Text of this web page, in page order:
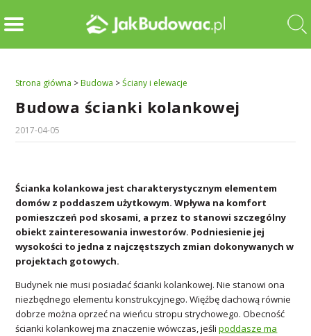
Strona główna >Budowa >Ściany i elewacje
Budowa ścianki kolankowej
2017-04-05
Ścianka kolankowa jest charakterystycznym elementem
domów z poddaszem użytkowym. Wpływa na komfort
pomieszczeń pod skosami, a przez to stanowi szczególny
obiekt zainteresowania inwestorów. Podniesienie jej
wysokości to jedna z najczęstszych zmian dokonywanych w
projektach gotowych.
Budynek nie musi posiadać ścianki kolankowej. Nie stanowi ona
niezbędnego elementu konstrukcyjnego. Więźbę dachową równie
dobrze można oprzeć na wieńcu stropu strychowego. Obecność
ścianki kolankowej ma znaczenie wówczas, jeślipoddasze ma